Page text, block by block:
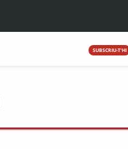
SUBSCRIU-T'HI